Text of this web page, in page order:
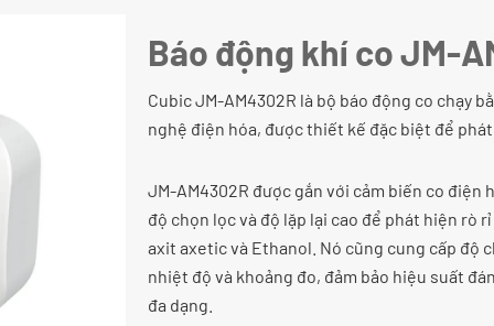
Báo động khí co JM-
Cubic JM-AM4302R là bộ báo động co chạy
nghệ điện hóa, được thiết kế đặc biệt để
JM-AM4302R được gắn với cảm biến co
độ chọn lọc và độ lặp lại cao để phát hiện rò
axit axetic và Ethanol. Nó cũng cung cấp độ
nhiệt độ và khoảng đo, đảm bảo hiệu suất
đa dạng.